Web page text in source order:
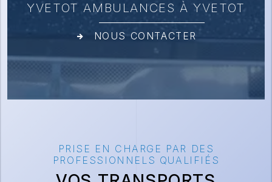
YVETOT AMBULANCES À YVETOT
NOUS CONTACTER
PRISE EN CHARGE PAR DES
PROFESSIONNELS QUALIFIÉS